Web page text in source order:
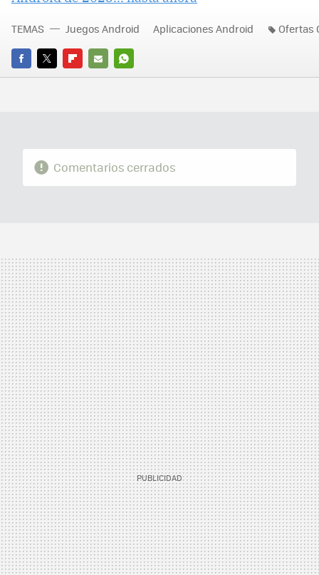
FACEBOOK
TWITTERFLIPBOARD
E-
WHATSAPP
TEMAS Juegos Android Aplicaciones Android Ofertas
Comentarios cerrados